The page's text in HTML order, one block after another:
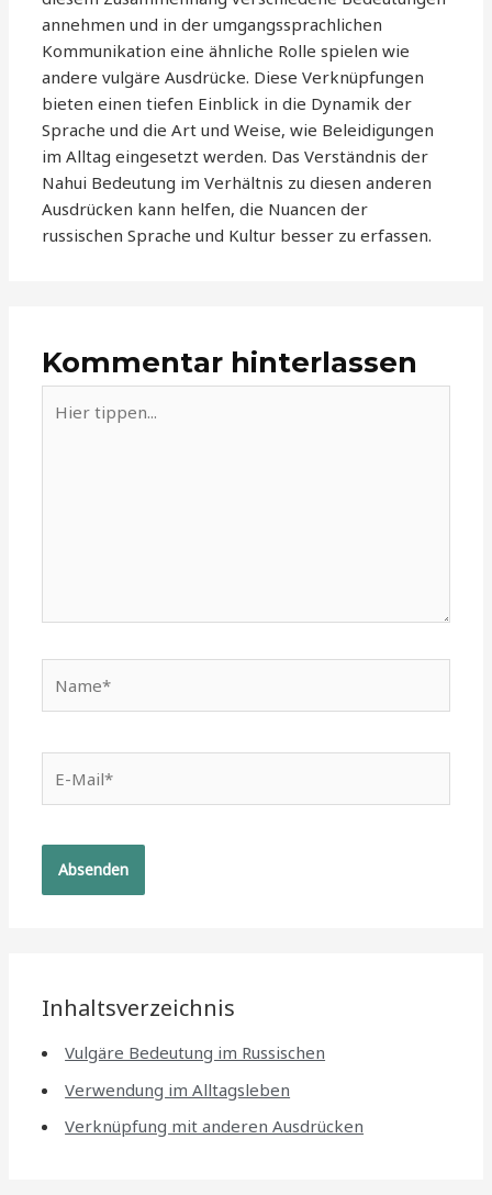
annehmen und in der umgangssprachlichen
Kommunikation eine ähnliche Rolle spielen wie
andere vulgäre Ausdrücke. Diese Verknüpfungen
bieten einen tiefen Einblick in die Dynamik der
Sprache und die Art und Weise, wie Beleidigungen
im Alltag eingesetzt werden. Das Verständnis der
Nahui Bedeutung im Verhältnis zu diesen anderen
Ausdrücken kann helfen, die Nuancen der
russischen Sprache und Kultur besser zu erfassen.
Kommentar hinterlassen
tippen...
Mail*
Inhaltsverzeichnis
Vulgäre Bedeutung im Russischen
Verwendung im Alltagsleben
Verknüpfung mit anderen Ausdrücken